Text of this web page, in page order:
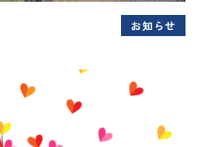
お知らせ